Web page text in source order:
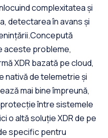
complexitatea și
detectarea în avans și
aceste probleme,
XDR bazată pe cloud,
nativă de telemetrie și
mai bine împreună,
între sistemele
o altă soluție XDR de pe
specific pentru